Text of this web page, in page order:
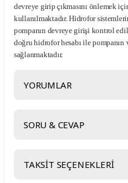
devreye girip çıkmasını önlemek
kullanılmaktadır. Hidrofor
pompanın devreye girişi kontrol
doğru hidrofor hesabı ile
sağlanmaktadır.
YORUMLAR
SORU & CEVAP
TAKSİT SEÇENEKLERİ